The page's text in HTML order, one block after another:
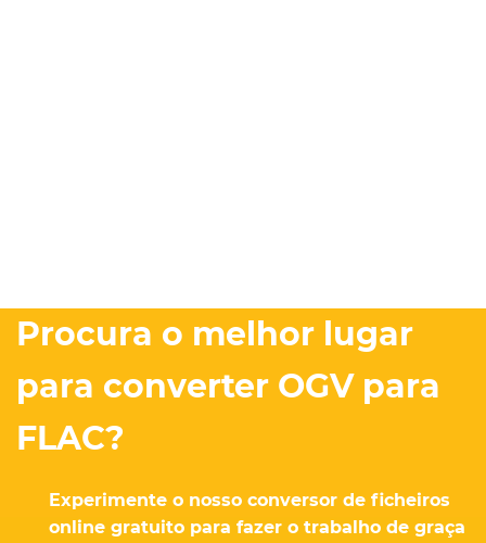
Procura o melhor lugar
para converter OGV para
FLAC?
Experimente o nosso conversor de ficheiros
online gratuito para fazer o trabalho de graça